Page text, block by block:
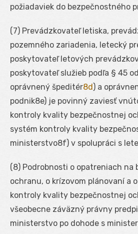
požiadaviek do bezpečnostného
(7) Prevádzkovateľ letiska,
pozemného zariadenia, letecký
poskytovateľ letových
poskytovateľ služieb podľa § 45
oprávnený špeditér8d) a
podnik8e) je povinný zaviesť
kontroly kvality bezpečnostnej
systém kontroly kvality
ministerstvo8f) v spolupráci s
(8) Podrobnosti o opatreniach na
ochranu, o krízovom plánovaní a
kontroly kvality bezpečnostnej
všeobecne záväzný právny
ministerstvo po dohode s